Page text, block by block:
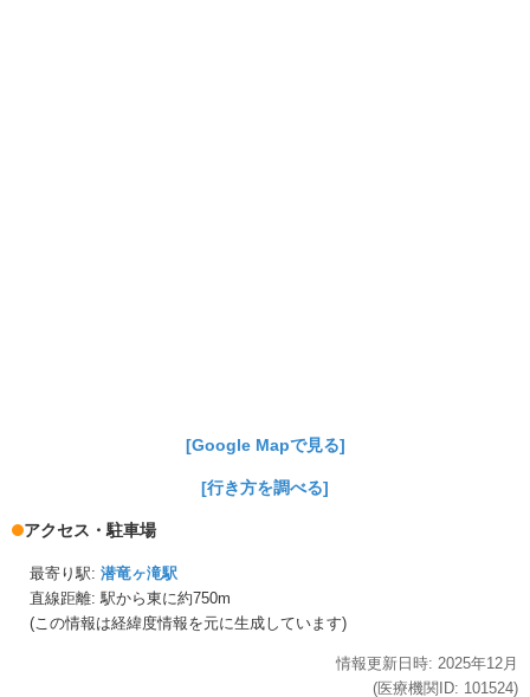
[Google Mapで見る]
[行き方を調べる]
アクセス・駐車場
最寄り駅: 潜竜ヶ滝駅
直線距離: 駅から東に約750m
(この情報は経緯度情報を元に生成しています)
情報更新日時: 2025年12月
(医療機関ID: 101524)